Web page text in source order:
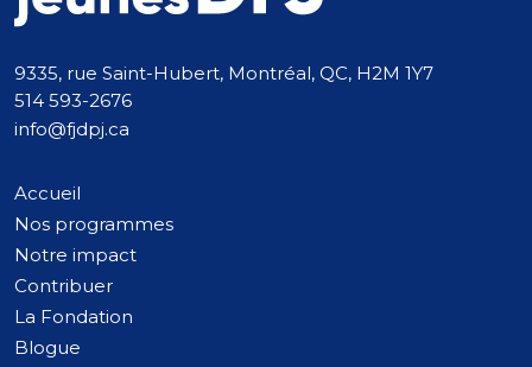
9335, rue Saint-Hubert, Montréal, QC, H2M 1Y7
514 593-2676
info@fjdpj.ca
Accueil
Nos programmes
Notre impact
Contribuer
La Fondation
Blogue